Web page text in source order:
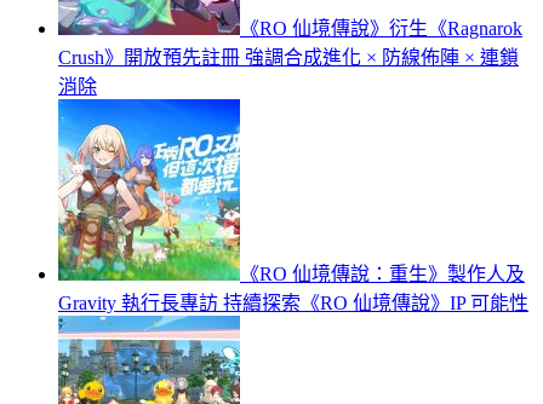
《RO 仙境傳說》衍生《Ragnarok
Crush》開放預先註冊 強調合成進化 × 防線佈陣 × 連鎖
消除
《RO 仙境傳說：重生》製作人及
Gravity 執行長專訪 持續探索《RO 仙境傳說》IP 可能性